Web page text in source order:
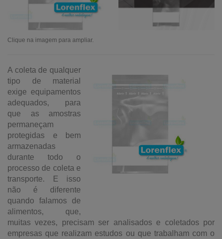
Clique na imagem para ampliar.
A coleta de qualquer
tipo de material
exige equipamentos
adequados, para
que as amostras
permaneçam
protegidas e bem
armazenadas
durante todo o
processo de coleta e
transporte. E isso
não é diferente
quando falamos de
alimentos, que,
muitas vezes, precisam ser analisados e coletados por
empresas que realizam estudos ou que trabalham com o